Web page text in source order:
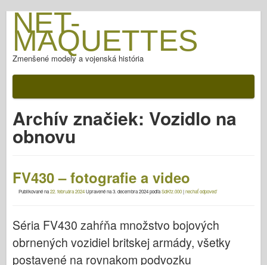
NET-
MAQUETTES
Zmenšené modely a vojenská história
Archív značiek: Vozidlo na
obnovu
FV430 – fotografie a video
Publikované na22. februára 2024Upravené na3. decembra 2024podľaSdKfz.000|nechať odpoveď
Séria FV430 zahŕňa množstvo bojových
obrnených vozidiel britskej armády, všetky
postavené na rovnakom podvozku